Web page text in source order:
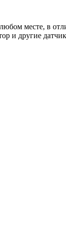
месте, в
и другие